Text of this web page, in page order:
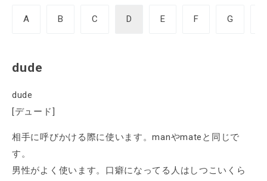
A B C D E F G
dude
dude
[デュード]
相手に呼びかける際に使います。manやmateと同じで
す。
男性がよく使います。口癖になってる人はしつこいくら